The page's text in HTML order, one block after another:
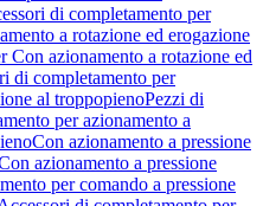
di completamento per
a rotazione ed erogazione
Con azionamento a rotazione ed
di completamento per
al troppopienoPezzi di
per azionamento a
Con azionamento a pressione
azionamento a pressione
per comando a pressione